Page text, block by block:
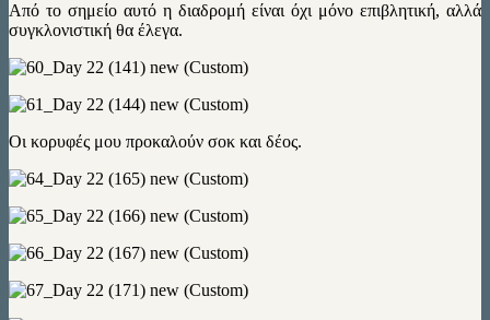
Από το σημείο αυτό η διαδρομή είναι όχι μόνο επιβλητική, αλλά
συγκλονιστική θα έλεγα.
Οι κορυφές μου προκαλούν σοκ και δέος.